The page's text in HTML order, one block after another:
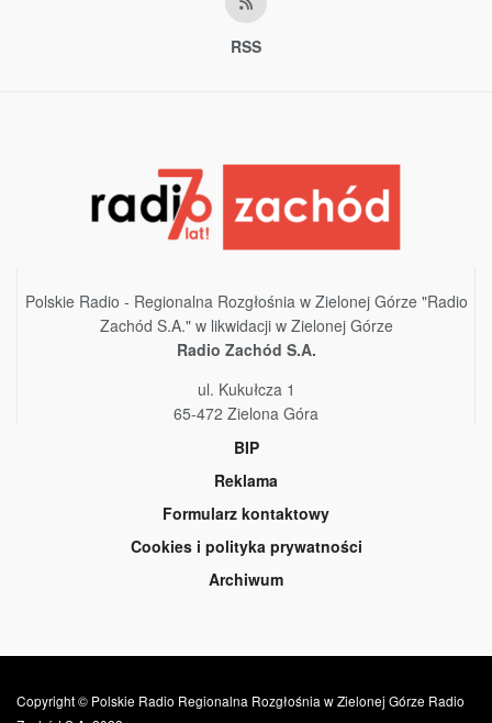
RSS
Polskie Radio - Regionalna Rozgłośnia w Zielonej Górze "Radio
Zachód S.A." w likwidacji w Zielonej Górze
Radio Zachód S.A.
ul. Kukułcza 1
65-472 Zielona Góra
BIP
Reklama
Formularz kontaktowy
Cookies i polityka prywatności
Archiwum
Copyright © Polskie Radio Regionalna Rozgłośnia w Zielonej Górze Radio